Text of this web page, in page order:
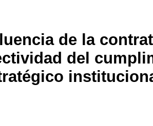
de la
del